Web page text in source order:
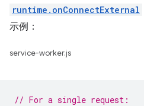
runtime.onConnectExternal
示例：
service-worker.js
// For a single request: